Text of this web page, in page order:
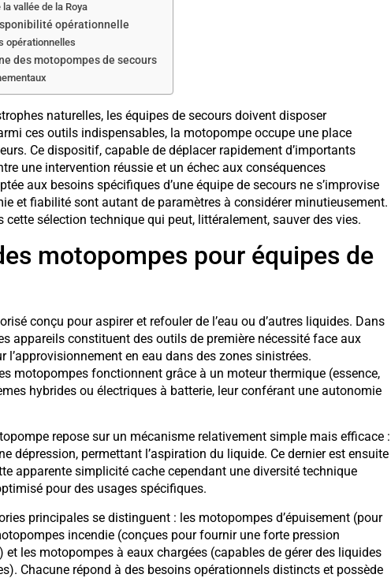
vallée de la Roya
opérationnelle
opérationnelles
des motopompes de secours
naturelles, les équipes de secours doivent disposer
ces outils indispensables, la motopompe occupe une place
Ce dispositif, capable de déplacer rapidement d’importants
une intervention réussie et un échec aux conséquences
aux besoins spécifiques d’une équipe de secours ne s’improvise
et fiabilité sont autant de paramètres à considérer minutieusement.
sélection technique qui peut, littéralement, sauver des vies.
motopompes pour équipes de
conçu pour aspirer et refouler de l’eau ou d’autres liquides. Dans
appareils constituent des outils de première nécessité face aux
en eau dans des zones sinistrées.
motopompes fonctionnent grâce à un moteur thermique (essence,
hybrides ou électriques à batterie, leur conférant une autonomie
repose sur un mécanisme relativement simple mais efficace :
dépression, permettant l’aspiration du liquide. Ce dernier est ensuite
apparente simplicité cache cependant une diversité technique
pour des usages spécifiques.
principales se distinguent : les motopompes d’épuisement (pour
incendie (conçues pour fournir une forte pression
les motopompes à eaux chargées (capables de gérer des liquides
Chacune répond à des besoins opérationnels distincts et possède